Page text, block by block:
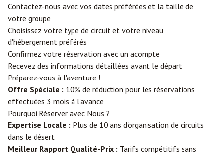
Contactez-nous avec vos dates préférées et la taille de
votre groupe
Choisissez votre type de circuit et votre niveau
d'hébergement préférés
Confirmez votre réservation avec un acompte
Recevez des informations détaillées avant le départ
Préparez-vous à l'aventure !
Offre Spéciale : 10% de réduction pour les réservations
effectuées 3 mois à l'avance
Pourquoi Réserver avec Nous ?
Expertise Locale : Plus de 10 ans d'organisation de circuits
dans le désert
Meilleur Rapport Qualité-Prix : Tarifs compétitifs sans